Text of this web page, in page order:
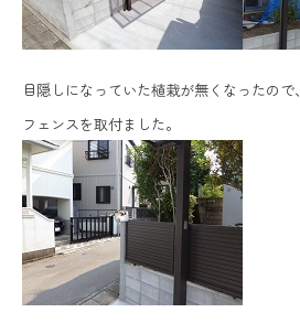
目隠しになっていた植栽が無くなったので、
フェンスを取付ました。